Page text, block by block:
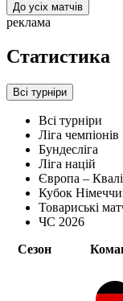
До усіх матчів
реклама
Статистика
Всі турніри
Всі турніри
Ліга чемпіонів
Бундесліга
Ліга націй
Європа –
Кубок
Товариські
ЧС 2026
Сезон